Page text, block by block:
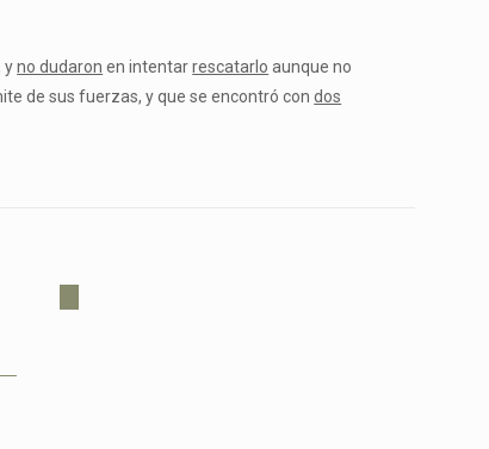
yno dudaron en intentarrescatarlo aunque no
de sus fuerzas, y que se encontró condos